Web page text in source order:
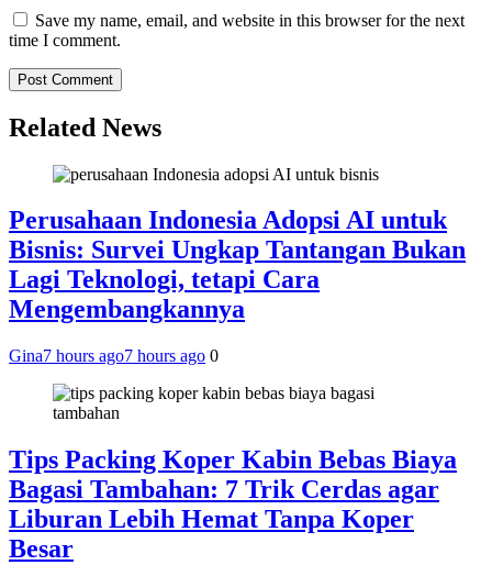
Save my name, email, and website in this browser for the next
time I comment.
Related News
Perusahaan Indonesia Adopsi AI untuk
Bisnis: Survei Ungkap Tantangan Bukan
Lagi Teknologi, tetapi Cara
Mengembangkannya
Gina7 hours ago7 hours ago 0
Tips Packing Koper Kabin Bebas Biaya
Bagasi Tambahan: 7 Trik Cerdas agar
Liburan Lebih Hemat Tanpa Koper
Besar